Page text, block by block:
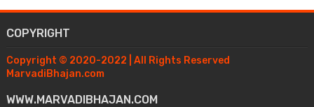
COPYRIGHT
Copyright © 2020-2022 | All Rights Reserved
MarvadiBhajan.com
WWW.MARVADIBHAJAN.COM